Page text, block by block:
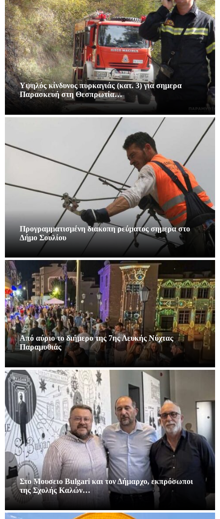
Υψηλός κίνδυνος πυρκαγιάς (κατ. 3) για σημερα
Παρασκευή στη Θεσπρωτία…
Προγραμματισμένη διακοπη ρεύματος σημερα στο
Δήμο Σουλίου
Από αύριο το διήμερο της 7ης Λευκής Νύχτας
Παραμυθιάς
Στο Μουσειο Bulgari και τον Δήμαρχο, εκπρόσωποι
της Σχολής Καλών…